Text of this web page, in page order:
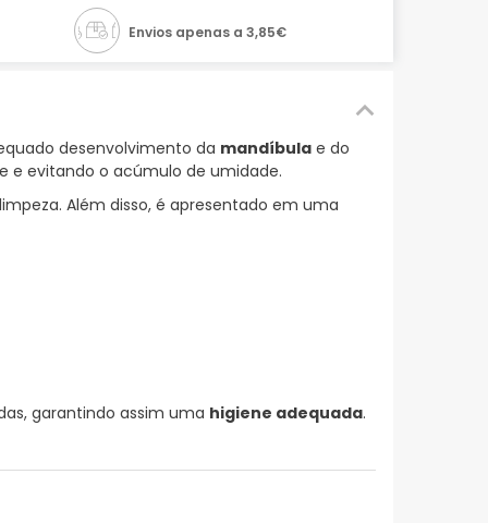
Envios apenas a 3,85€
desenvolvimento da mandíbula e do
e evitando o acúmulo de umidade.
Além disso, é apresentado em uma
garantindo assim uma higiene adequada.